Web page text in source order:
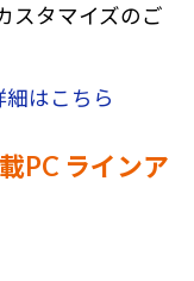
スタマイズのご
はこちら
PC ラインア